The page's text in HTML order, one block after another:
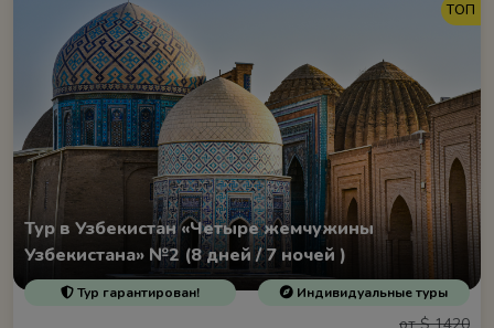
ТОП
Тур в Узбекистан «Четыре жемчужины
Узбекистана» №2 (8 дней / 7 ночей )
Тур гарантирован! Индивидуальные туры
от $ 1420